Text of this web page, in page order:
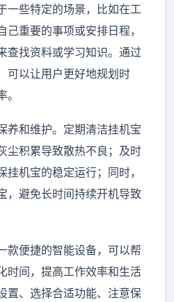
一些特定的场景，比如在工
重要的事项或安排日程，
查找资料或学习知识。通过
可以让用户更好地规划时
养和维护。定期清洁挂机宝
尘积累导致散热不良；及时
机宝的稳定运行；同时，
，避免长时间持续开机导致
款便捷的智能设备，可以帮
时间，提高工作效率和生活
置、选择合适功能、注意保